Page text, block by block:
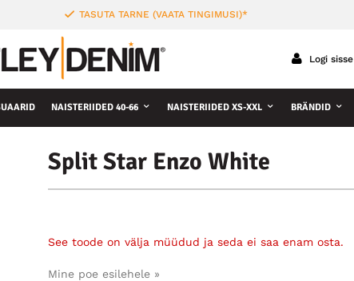
TASUTA TARNE (VAATA TINGIMUSI)*
Logi sisse
NAISTERIIDED 40-66 NAISTERIIDED XS-XXL BRÄNDID
Split Star Enzo White
See toode on välja müüdud ja seda ei saa enam osta.
Mine poe esilehele »